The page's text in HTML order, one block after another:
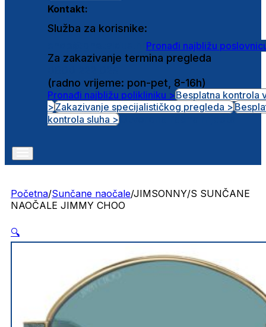
Kontakt:
Služba za korisnike:
Pronađi najbližu
Za zakazivanje termina pregleda
(radno vrijeme: pon-pet, 8-16h)
Pronađi najbližu polikliniku >Besplatna kontrola
>Zakazivanje specijalističkog pregleda >
kontrola sluha >
Početna/Sunčane naočale/JIMSONNY/S SUNČANE
NAOČALE JIMMY CHOO
🔍